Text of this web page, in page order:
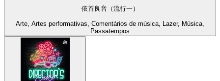
依首良音（流行一）
Arte, Artes performativas, Comentários de música, Lazer, Música,
Passatempos